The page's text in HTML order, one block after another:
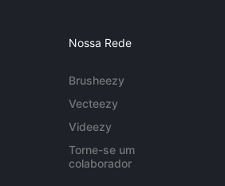
Nossa Rede
Brusheezy
Vecteezy
Videezy
Torne-se um
colaborador